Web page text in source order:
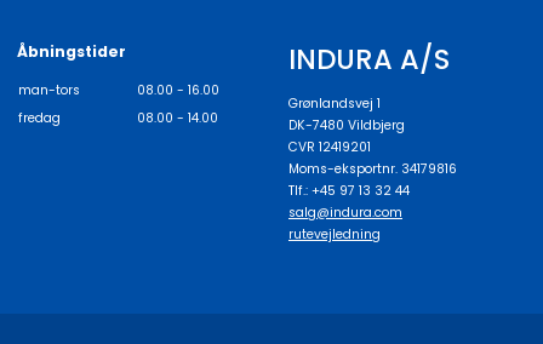
Åbningstider
man-tors
08.00 - 16.00
fredag
08.00 - 14.00
INDURA A/S
Grønlandsvej 1
DK-7480 Vildbjerg
CVR 12419201
Moms-eksportnr. 34179816
Tlf.: +45 97 13 32 44
salg@indura.com
rutevejledning